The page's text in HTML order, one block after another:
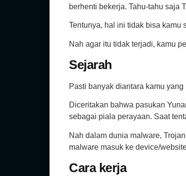
berhenti bekerja. Tahu-tahu saja
Tentunya, hal ini tidak bisa kamu
Nah agar itu tidak terjadi, kamu
Sejarah
Pasti banyak diantara kamu
Diceritakan bahwa pasukan
sebagai piala perayaan. Saat
Nah dalam dunia malware,
malware masuk ke device/
Cara kerja